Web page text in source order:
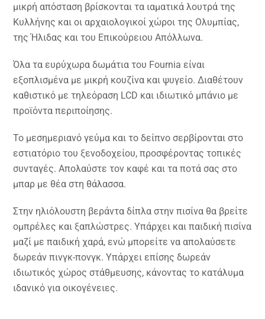
μικρή απόσταση βρίσκονται τα ιαματικά λουτρά της
Κυλλήνης και οι αρχαιολογικοί χώροι της Ολυμπίας,
της Ήλιδας και του Επικούρειου Απόλλωνα.
Όλα τα ευρύχωρα δωμάτια του Fournia είναι
εξοπλισμένα με μικρή κουζίνα και ψυγείο. Διαθέτουν
καθιστικό με τηλεόραση LCD και ιδιωτικό μπάνιο με
προϊόντα περιποίησης.
Το μεσημεριανό γεύμα και το δείπνο σερβίρονται στο
εστιατόριο του ξενοδοχείου, προσφέροντας τοπικές
συνταγές. Απολαύστε τον καφέ και τα ποτά σας στο
μπαρ με θέα στη θάλασσα.
Στην ηλιόλουστη βεράντα δίπλα στην πισίνα θα βρείτε
ομπρέλες και ξαπλώστρες. Υπάρχει και παιδική πισίνα
μαζί με παιδική χαρά, ενώ μπορείτε να απολαύσετε
δωρεάν πινγκ-πονγκ. Υπάρχει επίσης δωρεάν
ιδιωτικός χώρος στάθμευσης, κάνοντας το κατάλυμα
ιδανικό για οικογένειες.